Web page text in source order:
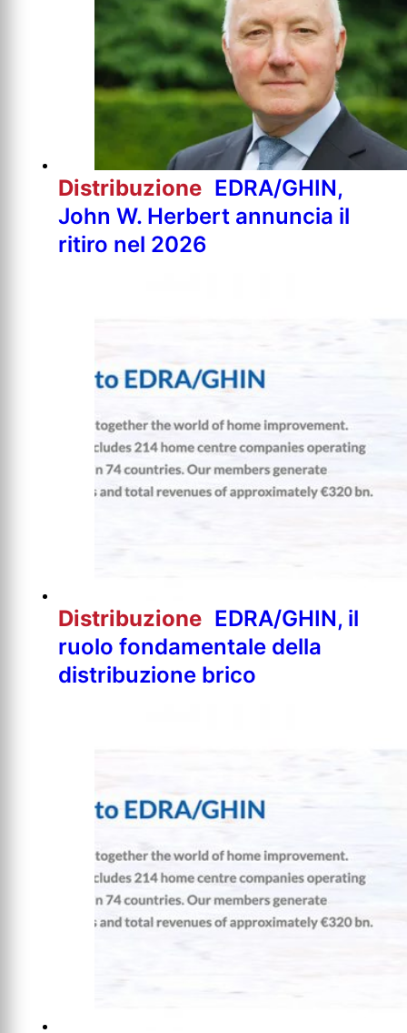
Distribuzione EDRA/GHIN,
John W. Herbert annuncia il
ritiro nel 2026
Distribuzione EDRA/GHIN, il
ruolo fondamentale della
distribuzione brico